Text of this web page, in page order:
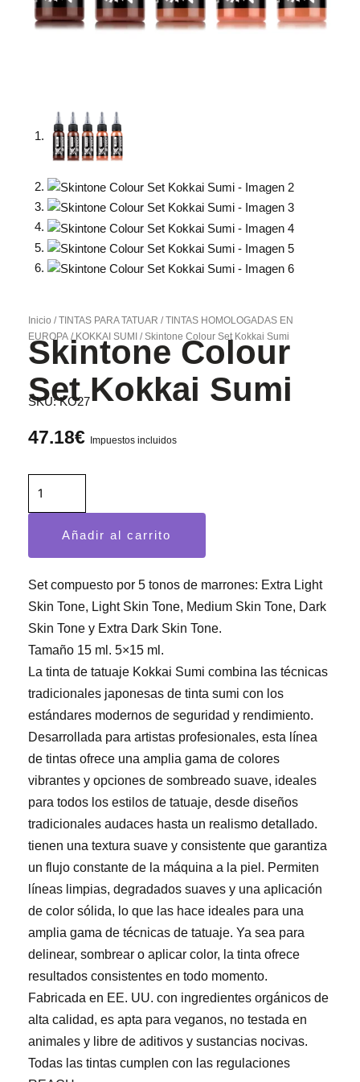
Inicio /TINTAS PARA TATUAR /TINTAS HOMOLOGADAS EN
EUROPA / KOKKAI SUMI / Skintone Colour Set Kokkai Sumi
Skintone Colour
Set Kokkai Sumi
SKU:KO27
47.18€ Impuestos incluidos
Kokkai
Sumi
cantidad
Añadir al carrito
Set compuesto por 5 tonos de marrones: Extra Light
Skin Tone, Light Skin Tone, Medium Skin Tone, Dark
Skin Tone y Extra Dark Skin Tone.
Tamaño 15 ml. 5×15 ml.
La tinta de tatuaje Kokkai Sumi combina las técnicas
tradicionales japonesas de tinta sumi con los
estándares modernos de seguridad y rendimiento.
Desarrollada para artistas profesionales, esta línea
de tintas ofrece una amplia gama de colores
vibrantes y opciones de sombreado suave, ideales
para todos los estilos de tatuaje, desde diseños
tradicionales audaces hasta un realismo detallado.
tienen una textura suave y consistente que garantiza
un flujo constante de la máquina a la piel. Permiten
líneas limpias, degradados suaves y una aplicación
de color sólida, lo que las hace ideales para una
amplia gama de técnicas de tatuaje. Ya sea para
delinear, sombrear o aplicar color, la tinta ofrece
resultados consistentes en todo momento.
Fabricada en EE. UU. con ingredientes orgánicos de
alta calidad, es apta para veganos, no testada en
animales y libre de aditivos y sustancias nocivas.
Todas las tintas cumplen con las regulaciones